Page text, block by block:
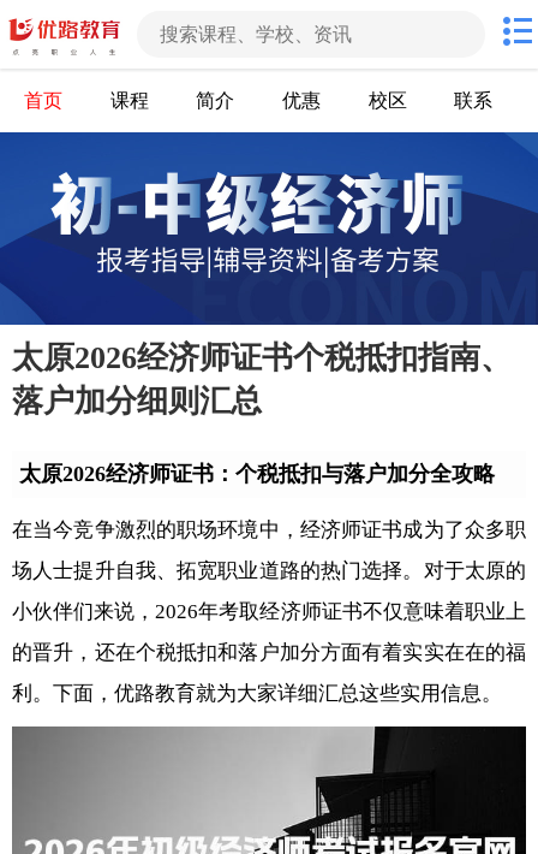
首页 课程 简介 优惠 校区 联系
太原2026经济师证书个税抵扣指南、
落户加分细则汇总
太原2026经济师证书：个税抵扣与落户加分全攻略
在当今竞争激烈的职场环境中，经济师证书成为了众多职
场人士提升自我、拓宽职业道路的热门选择。对于太原的
小伙伴们来说，2026年考取经济师证书不仅意味着职业上
的晋升，还在个税抵扣和落户加分方面有着实实在在的福
利。下面，优路教育就为大家详细汇总这些实用信息。